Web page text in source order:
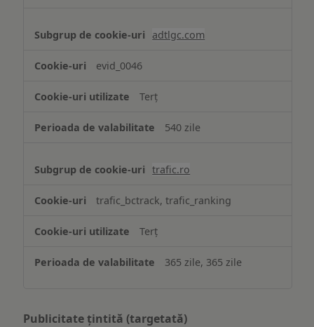
adtlgc.com
evid_0046
Terț
540 zile
trafic.ro
trafic_bctrack, trafic_ranking
Terț
365 zile, 365 zile
Publicitate țintită (targetată)